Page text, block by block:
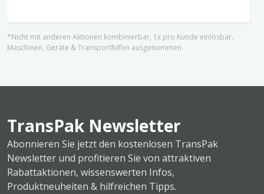
*Nicht mit anderen Aktionen kombinierbar, 1x pro Kunde einlösbar,
Maschinen, Geräte & Transporthilfen ausgenommen.
TransPak Newsletter
Abonnieren Sie jetzt den kostenlosen TransPak
Newsletter und profitieren Sie von attraktiven
Rabattaktionen, wissenswerten Infos,
Produktneuheiten & hilfreichen Tipps.